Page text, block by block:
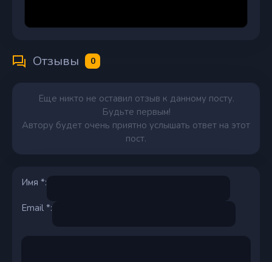
Отзывы 0
Еще никто не оставил отзыв к данному посту.
Будьте первым!
Автору будет очень приятно услышать ответ на этот
пост.
Имя *:
Email *: